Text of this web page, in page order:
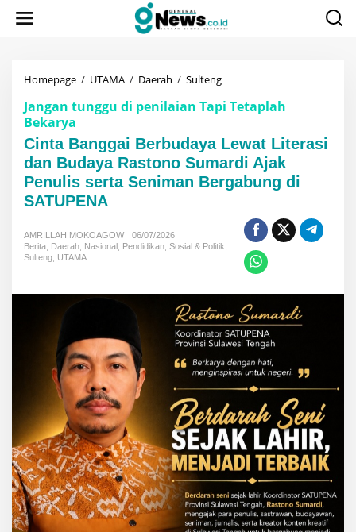
Homepage / UTAMA / Daerah / SultengCinta
Berbudaya
Literasi
dan
Budaya
Rastono
Sumardi
Penulis
serta
Seniman
Bergabung
SATUPENA
Jangan tunggu di penilaian Tapi Tetaplah
Bekarya
Cinta Banggai Berbudaya Lewat Literasi
dan Budaya Rastono Sumardi Ajak
Penulis serta Seniman Bergabung di
SATUPENA
AMRILLAH MOKOAGOW
06/07/2026
Berita Daerah Nasional Pendidikan Sosial & Politik
Sulteng UTAMA